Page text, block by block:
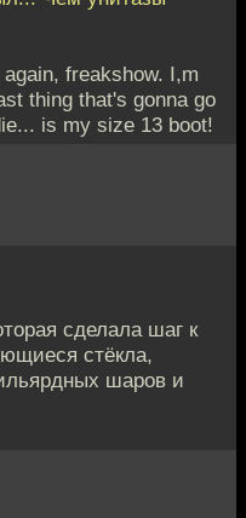
freakshow. I,m
thing that's gonna go
is my size 13 boot!
сделала шаг к
стёкла,
шаров и